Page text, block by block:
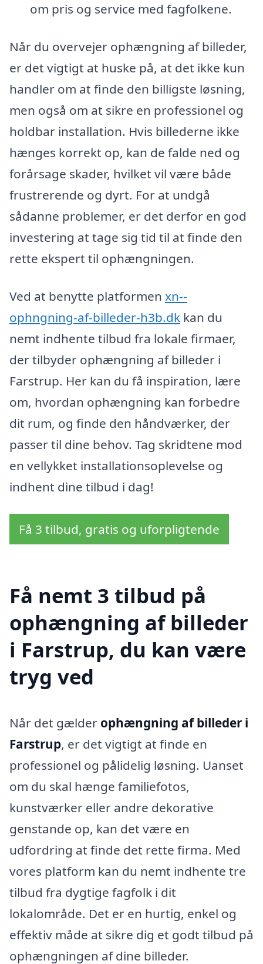
om pris og service med fagfolkene.
Når du overvejer ophængning af billeder,
er det vigtigt at huske på, at det ikke kun
handler om at finde den billigste løsning,
men også om at sikre en professionel og
holdbar installation. Hvis billederne ikke
hænges korrekt op, kan de falde ned og
forårsage skader, hvilket vil være både
frustrerende og dyrt. For at undgå
sådanne problemer, er det derfor en god
investering at tage sig tid til at finde den
rette ekspert til ophængningen.
Ved at benytte platformen xn--
ophngning-af-billeder-h3b.dk kan du
nemt indhente tilbud fra lokale firmaer,
der tilbyder ophængning af billeder i
Farstrup. Her kan du få inspiration, lære
om, hvordan ophængning kan forbedre
dit rum, og finde den håndværker, der
passer til dine behov. Tag skridtene mod
en vellykket installationsoplevelse og
indhent dine tilbud i dag!
Få 3 tilbud, gratis og uforpligtende
Få nemt 3 tilbud på
ophængning af billeder
i Farstrup, du kan være
tryg ved
Når det gælder ophængning af billeder i
Farstrup, er det vigtigt at finde en
professionel og pålidelig løsning. Uanset
om du skal hænge familiefotos,
kunstværker eller andre dekorative
genstande op, kan det være en
udfordring at finde det rette firma. Med
vores platform kan du nemt indhente tre
tilbud fra dygtige fagfolk i dit
lokalområde. Det er en hurtig, enkel og
effektiv måde at sikre dig et godt tilbud på
ophængningen af dine billeder.